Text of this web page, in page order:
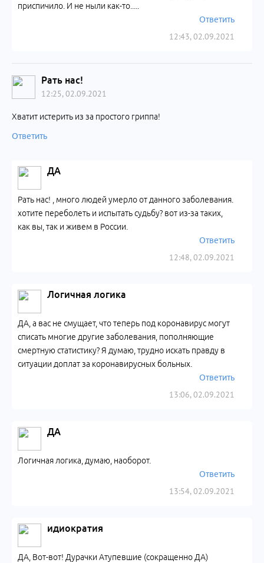
12:43, 02.09.2021
приспичило. И не ныли как-то.....
Ответить
Рать нас!
12:25, 02.09.2021
Хватит истерить из за простого гриппа!
Ответить
ДА
12:48, 02.09.2021
Рать нас! , много людей умерло от данного заболевания.
хотите переболеть и испытать судьбу? вот из-за таких,
как вы, так и живем в России.
Ответить
Логичная логика
13:06, 02.09.2021
ДА, а вас не смущает, что теперь под коронавирус могут
списать многие другие заболевания, пополняющие
смертную статистику? Я думаю, трудно искать правду в
ситуации доплат за коронавирусных больных.
Ответить
ДА
13:54, 02.09.2021
Логичная логика, думаю, наоборот.
Ответить
идиократия
ДА, Вот-вот! Дурачки Атупевшие (сокращенно ДА)